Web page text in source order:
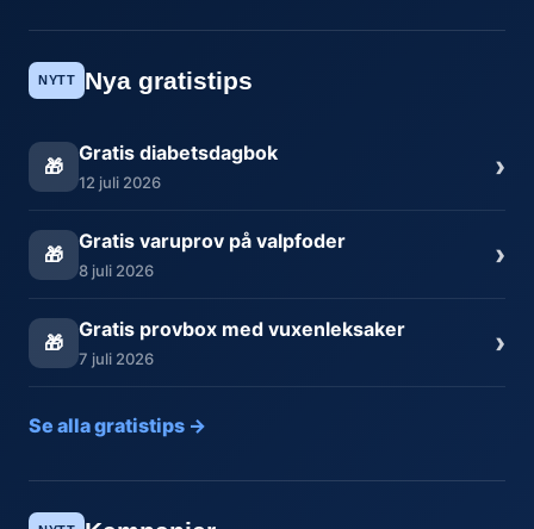
NYTT Nya gratistips
🎁
Gratis diabetsdagbok
12 juli 2026 ›
🎁
Gratis varuprov på valpfoder
8 juli 2026 ›
🎁
Gratis provbox med vuxenleksaker
7 juli 2026 ›
Se alla gratistips →